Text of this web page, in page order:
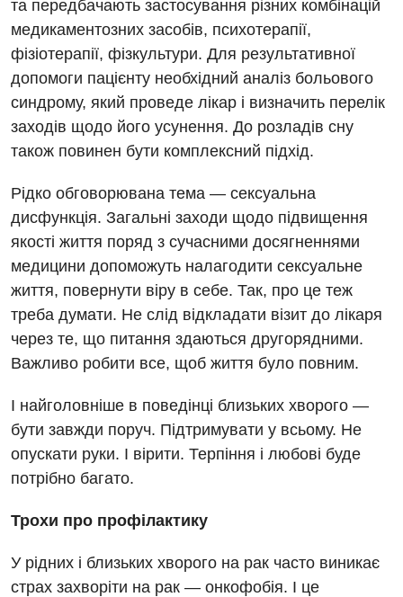
Дитяча кардіоревматологія
Дитяча неврологія
Дитяча ортопедія і травматологія
Дитяча оториноларингологія
Дитяча урологія
Дитяча хірургія
Педіатрія
та передбачають застосування різних комбінацій
медикаментозних засобів, психотерапії,
фізіотерапії, фізкультури. Для результативної
допомоги пацієнту необхідний аналіз больового
синдрому, який проведе лікар і визначить перелік
заходів щодо його усунення. До розладів сну
також повинен бути комплексний підхід.
Рідко обговорювана тема — сексуальна
дисфункція. Загальні заходи щодо підвищення
якості життя поряд з сучасними досягненнями
медицини допоможуть налагодити сексуальне
життя, повернути віру в себе. Так, про це теж
треба думати. Не слід відкладати візит до лікаря
через те, що питання здаються другорядними.
Важливо робити все, щоб життя було повним.
І найголовніше в поведінці близьких хворого —
бути завжди поруч. Підтримувати у всьому. Не
опускати руки. І вірити. Терпіння і любові буде
потрібно багато.
Трохи про профілактику
У рідних і близьких хворого на рак часто виникає
страх захворіти на рак — онкофобія. І це